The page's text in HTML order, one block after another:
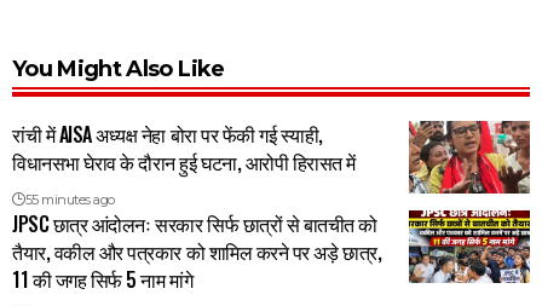
You Might Also Like
रांची में AISA अध्यक्ष नेहा बोरा पर फेंकी गई स्याही,
विधानसभा घेराव के दौरान हुई घटना, आरोपी हिरासत में
55 minutes ago
JPSC छात्र आंदोलनः सरकार सिर्फ छात्रों से बातचीत को
तैयार, वकील और पत्रकार को शामिल करने पर अड़े छात्र,
11 की जगह सिर्फ 5 नाम मांगे